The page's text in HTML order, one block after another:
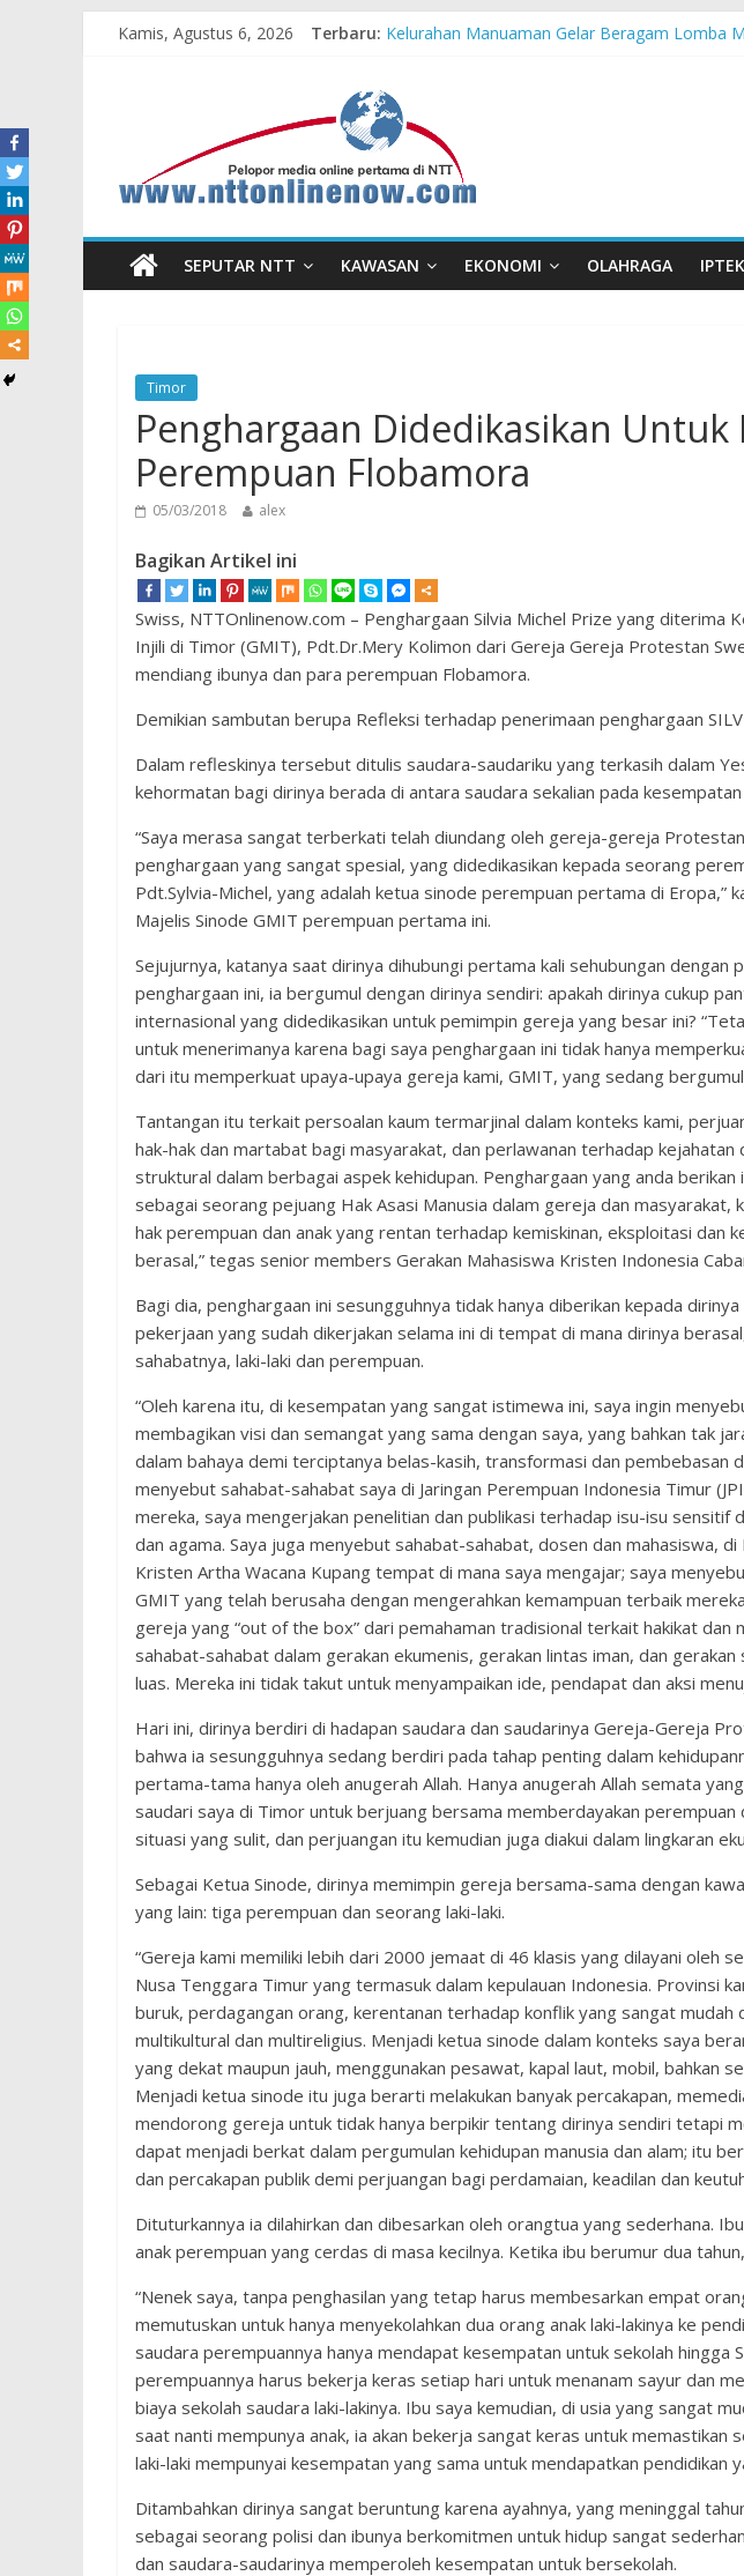
Kamis, Agustus 6, 2026 Terbaru: Kelurahan Manuaman Gelar Beragam Lomba
Honda AT Family Day Semarakkan 11 Kota di
Hasil KKN Kolaborasi UGM-Undana Jadi
SEPUTAR NTT KAWASAN EKONOMI OLAHRAGA IPTEK
Timor
Penghargaan Didedikasikan Untuk
Perempuan Flobamora
05/03/2018 alex
Bagikan Artikel ini
Swiss, NTTOnlinenow.com – Penghargaan Silvia Michel Prize yang diterima
Injili di Timor (GMIT), Pdt.Dr.Mery Kolimon dari Gereja Gereja Protestan
mendiang ibunya dan para perempuan Flobamora.
Demikian sambutan berupa Refleksi terhadap penerimaan penghargaan
Dalam refleskinya tersebut ditulis saudara-saudariku yang terkasih dalam
kehormatan bagi dirinya berada di antara saudara sekalian pada kesempatan
“Saya merasa sangat terberkati telah diundang oleh gereja-gereja
penghargaan yang sangat spesial, yang didedikasikan kepada seorang
Pdt.Sylvia-Michel, yang adalah ketua sinode perempuan pertama di Eropa,”
Majelis Sinode GMIT perempuan pertama ini.
Sejujurnya, katanya saat dirinya dihubungi pertama kali sehubungan dengan
penghargaan ini, ia bergumul dengan dirinya sendiri: apakah dirinya cukup
internasional yang didedikasikan untuk pemimpin gereja yang besar ini?
untuk menerimanya karena bagi saya penghargaan ini tidak hanya
dari itu memperkuat upaya-upaya gereja kami, GMIT, yang sedang
Tantangan itu terkait persoalan kaum termarjinal dalam konteks kami,
hak-hak dan martabat bagi masyarakat, dan perlawanan terhadap kejahatan
struktural dalam berbagai aspek kehidupan. Penghargaan yang anda
sebagai seorang pejuang Hak Asasi Manusia dalam gereja dan masyarakat,
hak perempuan dan anak yang rentan terhadap kemiskinan, eksploitasi dan
berasal,” tegas senior members Gerakan Mahasiswa Kristen Indonesia
Bagi dia, penghargaan ini sesungguhnya tidak hanya diberikan kepada
pekerjaan yang sudah dikerjakan selama ini di tempat di mana dirinya
sahabatnya, laki-laki dan perempuan.
“Oleh karena itu, di kesempatan yang sangat istimewa ini, saya ingin
membagikan visi dan semangat yang sama dengan saya, yang bahkan tak
dalam bahaya demi terciptanya belas-kasih, transformasi dan pembebasan
menyebut sahabat-sahabat saya di Jaringan Perempuan Indonesia Timur
mereka, saya mengerjakan penelitian dan publikasi terhadap isu-isu sensitif
dan agama. Saya juga menyebut sahabat-sahabat, dosen dan mahasiswa,
Kristen Artha Wacana Kupang tempat di mana saya mengajar; saya
GMIT yang telah berusaha dengan mengerahkan kemampuan terbaik
gereja yang “out of the box” dari pemahaman tradisional terkait hakikat dan
sahabat-sahabat dalam gerakan ekumenis, gerakan lintas iman, dan
luas. Mereka ini tidak takut untuk menyampaikan ide, pendapat dan aksi
Hari ini, dirinya berdiri di hadapan saudara dan saudarinya Gereja-Gereja
bahwa ia sesungguhnya sedang berdiri pada tahap penting dalam
pertama-tama hanya oleh anugerah Allah. Hanya anugerah Allah semata
saudari saya di Timor untuk berjuang bersama memberdayakan perempuan
situasi yang sulit, dan perjuangan itu kemudian juga diakui dalam lingkaran
Sebagai Ketua Sinode, dirinya memimpin gereja bersama-sama dengan
yang lain: tiga perempuan dan seorang laki-laki.
“Gereja kami memiliki lebih dari 2000 jemaat di 46 klasis yang dilayani oleh
Nusa Tenggara Timur yang termasuk dalam kepulauan Indonesia. Provinsi
buruk, perdagangan orang, kerentanan terhadap konflik yang sangat mudah
multikultural dan multireligius. Menjadi ketua sinode dalam konteks saya
yang dekat maupun jauh, menggunakan pesawat, kapal laut, mobil, bahkan
Menjadi ketua sinode itu juga berarti melakukan banyak percakapan,
mendorong gereja untuk tidak hanya berpikir tentang dirinya sendiri tetapi
dapat menjadi berkat dalam pergumulan kehidupan manusia dan alam; itu
dan percakapan publik demi perjuangan bagi perdamaian, keadilan dan
Dituturkannya ia dilahirkan dan dibesarkan oleh orangtua yang sederhana.
anak perempuan yang cerdas di masa kecilnya. Ketika ibu berumur dua
“Nenek saya, tanpa penghasilan yang tetap harus membesarkan empat
memutuskan untuk hanya menyekolahkan dua orang anak laki-lakinya ke
saudara perempuannya hanya mendapat kesempatan untuk sekolah hingga
perempuannya harus bekerja keras setiap hari untuk menanam sayur dan
biaya sekolah saudara laki-lakinya. Ibu saya kemudian, di usia yang sangat
saat nanti mempunya anak, ia akan bekerja sangat keras untuk memastikan
laki-laki mempunyai kesempatan yang sama untuk mendapatkan pendidikan
Ditambahkan dirinya sangat beruntung karena ayahnya, yang meninggal
sebagai seorang polisi dan ibunya berkomitmen untuk hidup sangat
dan saudara-saudarinya memperoleh kesempatan untuk bersekolah.